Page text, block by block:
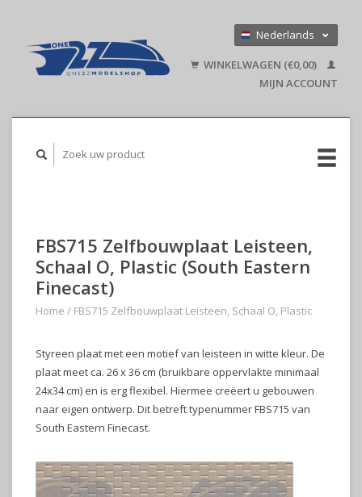
Nederlands
English
WINKELWAGEN (€0,00)
MIJN ACCOUNT
FBS715 Zelfbouwplaat Leisteen,
Schaal O, Plastic (South Eastern
Finecast)
Home / FBS715 Zelfbouwplaat Leisteen, Schaal O, Plastic
Styreen plaat met een motief van leisteen in witte kleur. De
plaat meet ca. 26 x 36 cm (bruikbare oppervlakte minimaal
24x34 cm) en is erg flexibel. Hiermee creëert u gebouwen
naar eigen ontwerp. Dit betreft typenummer FBS715 van
South Eastern Finecast.